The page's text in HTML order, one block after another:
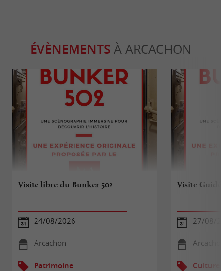
ÉVÈNEMENTS À ARCACHON
Visite libre du Bunker 502
24/08/2026
Arcachon
Patrimoine
Visite
27/08/
Culture